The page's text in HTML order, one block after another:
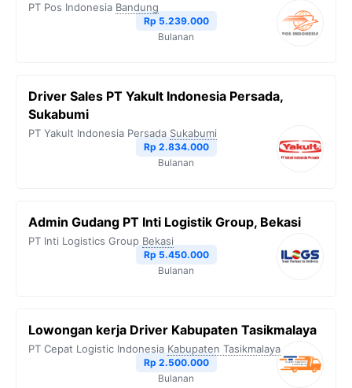
PT Pos Indonesia Bandung
Rp 5.239.000
Bulanan
Driver Sales PT Yakult Indonesia Persada,
Sukabumi
PT Yakult Indonesia Persada Sukabumi
Rp 2.834.000
Bulanan
Admin Gudang PT Inti Logistik Group, Bekasi
PT Inti Logistics Group Bekasi
Rp 5.450.000
Bulanan
Lowongan kerja Driver Kabupaten Tasikmalaya
PT Cepat Logistic Indonesia Kabupaten Tasikmalaya
Rp 2.500.000
Bulanan